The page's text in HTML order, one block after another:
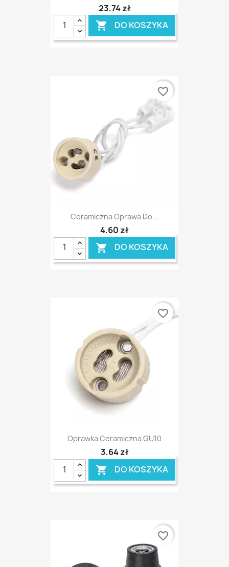
23,74 zł
 DO KOSZYKA
Ceramiczna Oprawa Do...
4,60 zł
 DO KOSZYKA
favorite_border
Oprawka Ceramiczna GU10
3,64 zł
 DO KOSZYKA
favorite_border
favorite_border